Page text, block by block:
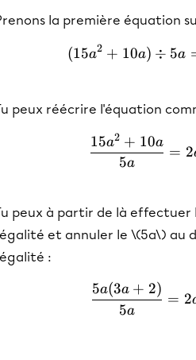
la première équation
(15a2 + 10a) ÷ 5a
peux réécrire l'équation
5a
15a2 + 10a
= 2
peux à partir de là
et annuler le \(5a\) au
:
5a
5a(3a + 2)
= 2